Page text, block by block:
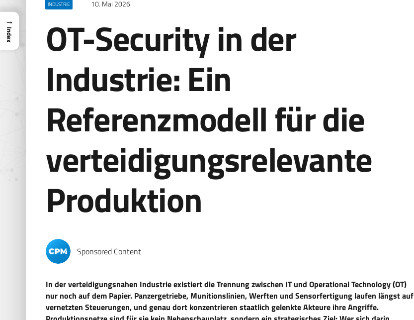
INDUSTRIE 10. Mai 2026
OT-Security in der
Industrie: Ein
Referenzmodell für die
verteidigungsrelevante
Produktion
Sponsored Content
In der verteidigungsnahen Industrie existiert die Trennung zwischen IT und Operational Technology (OT)
nur noch auf dem Papier. Panzergetriebe, Munitionslinien, Werften und Sensorfertigung laufen längst auf
vernetzten Steuerungen, und genau dort konzentrieren staatlich gelenkte Akteure ihre Angriffe.
→
Index